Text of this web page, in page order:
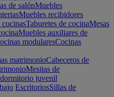
de salónMuebles
Muebles recibidores
cocinasTaburetes de cocinaMesas
Muebles auxiliares de
modularesCocinas
matrimonioCabeceros de
Mesitas de
juvenil
EscritoriosSillas de